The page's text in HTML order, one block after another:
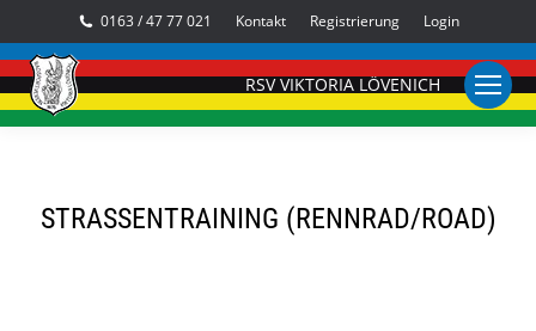
0163 / 47 77 021 Kontakt Registrierung Login
RSV VIKTORIA LÖVENICH
STRASSENTRAINING (RENNRAD/ROAD)